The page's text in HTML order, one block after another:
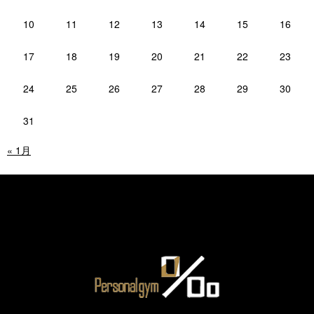
10 11 12 13 14 15 16
17 18 19 20 21 22 23
24 25 26 27 28 29 30
31
« 1月